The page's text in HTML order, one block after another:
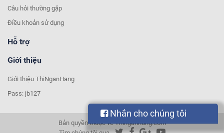
Câu hỏi thường gặp
Điều khoản sử dụng
Hỗ trợ
Giới thiệu
Giới thiệu ThiNganHang
Pass: jb127
Bản quyền thuộc về Thinganhang.com
Nhắn cho chúng tôi